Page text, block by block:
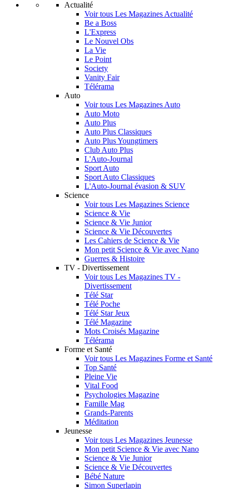
Actualité
Voir tous Les Magazines Actualité
Be a Boss
L'Express
Le Nouvel Obs
La Vie
Le Point
Society
Vanity Fair
Télérama
Auto
Voir tous Les Magazines Auto
Auto Moto
Auto Plus
Auto Plus Classiques
Auto Plus Youngtimers
Club Auto Plus
L'Auto-Journal
Sport Auto
Sport Auto Classiques
L'Auto-Journal évasion & SUV
Science
Voir tous Les Magazines Science
Science & Vie
Science & Vie Junior
Science & Vie Découvertes
Les Cahiers de Science & Vie
Mon petit Science & Vie avec Nano
Guerres & Histoire
TV - Divertissement
Voir tous Les Magazines TV -
Divertissement
Télé Star
Télé Poche
Télé Star Jeux
Télé Magazine
Mots Croisés Magazine
Télérama
Forme et Santé
Voir tous Les Magazines Forme et Santé
Top Santé
Pleine Vie
Vital Food
Psychologies Magazine
Famille Mag
Grands-Parents
Méditation
Jeunesse
Voir tous Les Magazines Jeunesse
Mon petit Science & Vie avec Nano
Science & Vie Junior
Science & Vie Découvertes
Bébé Nature
Simon Superlapin